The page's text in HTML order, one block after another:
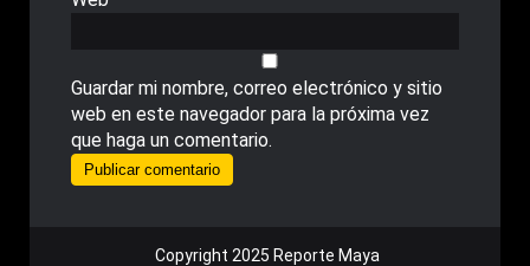
Guardar mi nombre, correo electrónico y sitio
web en este navegador para la próxima vez
que haga un comentario.
Copyright 2025 Reporte Maya